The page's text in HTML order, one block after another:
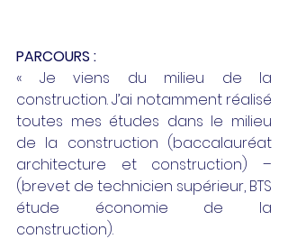
PARCOURS :
« Je viens du milieu de la
construction. J’ai notamment réalisé
toutes mes études dans le milieu
de la construction (baccalauréat
architecture et construction) –
(brevet de technicien supérieur, BTS
étude économie de la
construction).